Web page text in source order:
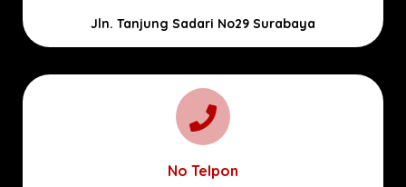
Jln. Tanjung Sadari No29 Surabaya
No Telpon